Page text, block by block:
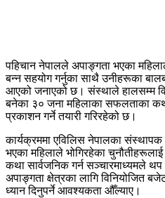
पहिचान नेपालले अपाङ्गता भएका
बन्न सहयोग गर्नुका साथै उनीहरूका
आएको जनाएको छ। संस्थाले हालसम्म
बनेका ३० जना महिलाका सफलताका
प्रकाशन गर्ने तयारी गरिरहेको छ।
कार्यक्रममा एविलिस नेपालका
भएका महिलाले भोगिरहेका
कथा सार्वजनिक गर्न सञ्चारमाध्यमले
अपाङ्गता क्षेत्रका लागि विनियोजित
ध्यान दिनुपर्ने आवश्यकता औँल्याए।